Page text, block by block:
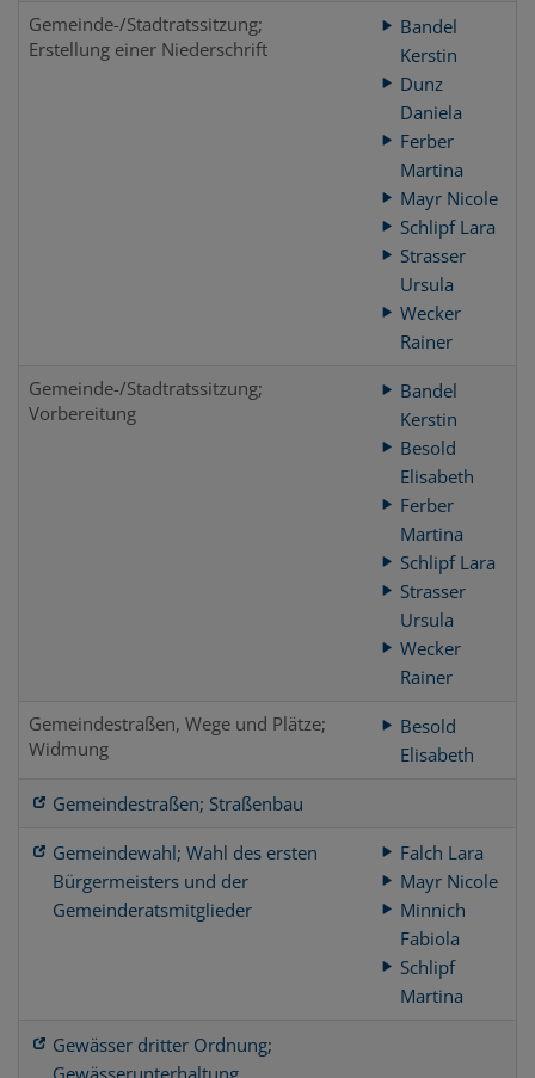
Gemeinde-/Stadtratssitzung;
Erstellung einer Niederschrift
Bandel
Kerstin
Dunz
Daniela
Ferber
Martina
Mayr Nicole
Schlipf Lara
Strasser
Ursula
Wecker
Rainer
Gemeinde-/Stadtratssitzung;
Vorbereitung
Bandel
Kerstin
Besold
Elisabeth
Ferber
Martina
Schlipf Lara
Strasser
Ursula
Wecker
Rainer
Gemeindestraßen, Wege und Plätze;
Widmung
Besold
Elisabeth
Gemeindestraßen; Straßenbau
Gemeindewahl; Wahl des ersten
Bürgermeisters und der
Gemeinderatsmitglieder
Falch Lara
Mayr Nicole
Minnich
Fabiola
Schlipf
Martina
Gewässer dritter Ordnung;
Gewässerunterhaltung